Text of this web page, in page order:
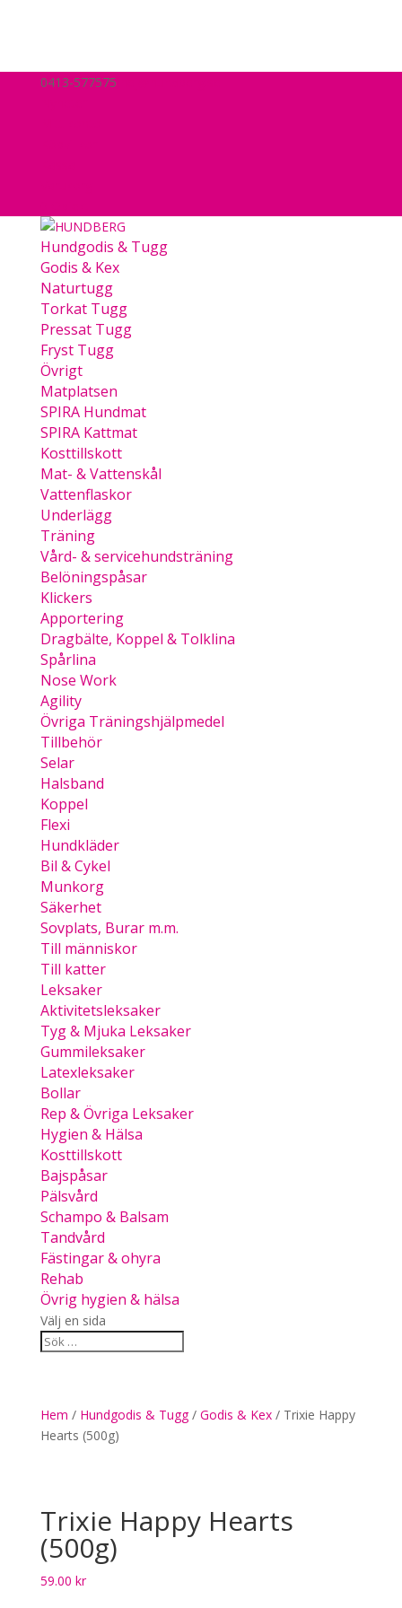
0413-577575
Hundgodis & Tugg
Godis & Kex
Naturtugg
Torkat Tugg
Pressat Tugg
Fryst Tugg
Övrigt
Matplatsen
SPIRA Hundmat
SPIRA Kattmat
Kosttillskott
Mat- & Vattenskål
Vattenflaskor
Underlägg
Träning
Vård- & servicehundsträning
Belöningspåsar
Klickers
Apportering
Dragbälte, Koppel & Tolklina
Spårlina
Nose Work
Agility
Övriga Träningshjälpmedel
Tillbehör
Selar
Halsband
Koppel
Flexi
Hundkläder
Bil & Cykel
Munkorg
Säkerhet
Sovplats, Burar m.m.
Till människor
Till katter
Leksaker
Aktivitetsleksaker
Tyg & Mjuka Leksaker
Gummileksaker
Latexleksaker
Bollar
Rep & Övriga Leksaker
Hygien & Hälsa
Kosttillskott
Bajspåsar
Pälsvård
Schampo & Balsam
Tandvård
Fästingar & ohyra
Rehab
Övrig hygien & hälsa
Välj en sida
Hem / Hundgodis & Tugg/ Godis & Kex/ Trixie Happy
Hearts (500g)
Trixie Happy Hearts
(500g)
59.00 kr